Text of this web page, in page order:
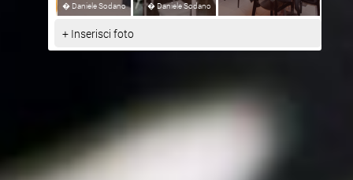
� Daniele Sodano �Daniele Sodano
+ Inserisci foto